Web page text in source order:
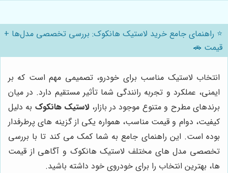
⭐️ راهنمای جامع خرید لاستیک هانکوک: بررسی تخصصی مدل‌ها +
قیمت 🚗
انتخاب لاستیک مناسب برای خودرو، تصمیمی مهم است که بر
ایمنی، عملکرد و تجربه رانندگی شما تأثیر مستقیم دارد. در میان
برندهای مطرح و متنوع موجود در بازار، لاستیک هانکوک به دلیل
کیفیت، دوام و قیمت مناسب، همواره یکی از گزینه های پرطرفدار
بوده است. این راهنمای جامع به شما کمک می کند تا با بررسی
تخصصی مدل های مختلف لاستیک هانکوک و آگاهی از قیمت
ها، بهترین انتخاب را برای خودروی خود داشته باشید.